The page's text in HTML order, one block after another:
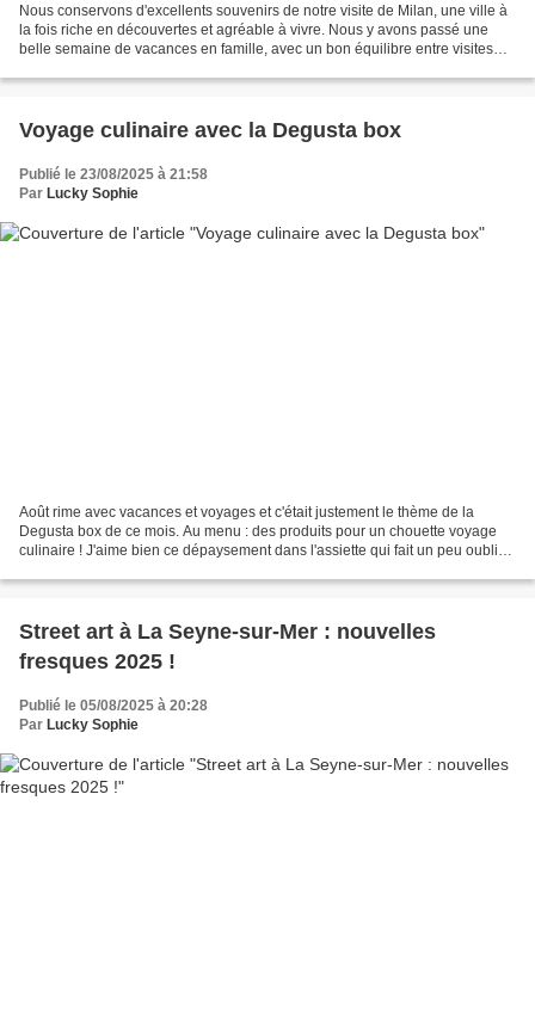
Nous conservons d'excellents souvenirs de notre visite de Milan, une ville à
la fois riche en découvertes et agréable à vivre. Nous y avons passé une
belle semaine de vacances en famille, avec un bon équilibre entre visites
Voyage culinaire avec la Degusta box
Publié le 23/08/2025 à 21:58
Par Lucky Sophie
Août rime avec vacances et voyages et c'était justement le thème de la
Degusta box de ce mois. Au menu : des produits pour un chouette voyage
culinaire ! J'aime bien ce dépaysement dans l'assiette qui fait un peu oublier
Street art à La Seyne-sur-Mer : nouvelles
fresques 2025 !
Publié le 05/08/2025 à 20:28
Par Lucky Sophie